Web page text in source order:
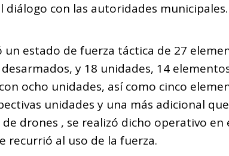
diálogo con las autoridades municipales.
un estado de fuerza táctica de 27
y 18 unidades, 14
ocho unidades, así como cinco
unidades y una más adicional
drones , se realizó dicho operativo en
recurrió al uso de la fuerza.